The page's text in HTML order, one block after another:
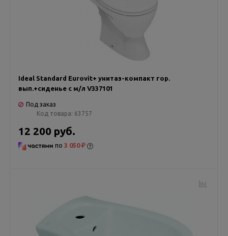
Ideal Standard Eurovit+ унитаз-компакт гор.
вып.+сиденье с м/л V337101
Под заказ
Код товара: 63757
12 200 руб.
по 3 050 ₽